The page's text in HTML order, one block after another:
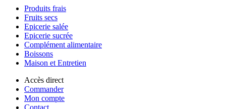
Produits frais
Fruits secs
Epicerie salée
Epicerie sucrée
Complément alimentaire
Boissons
Maison et Entretien
Accès direct
Commander
Mon compte
Contact